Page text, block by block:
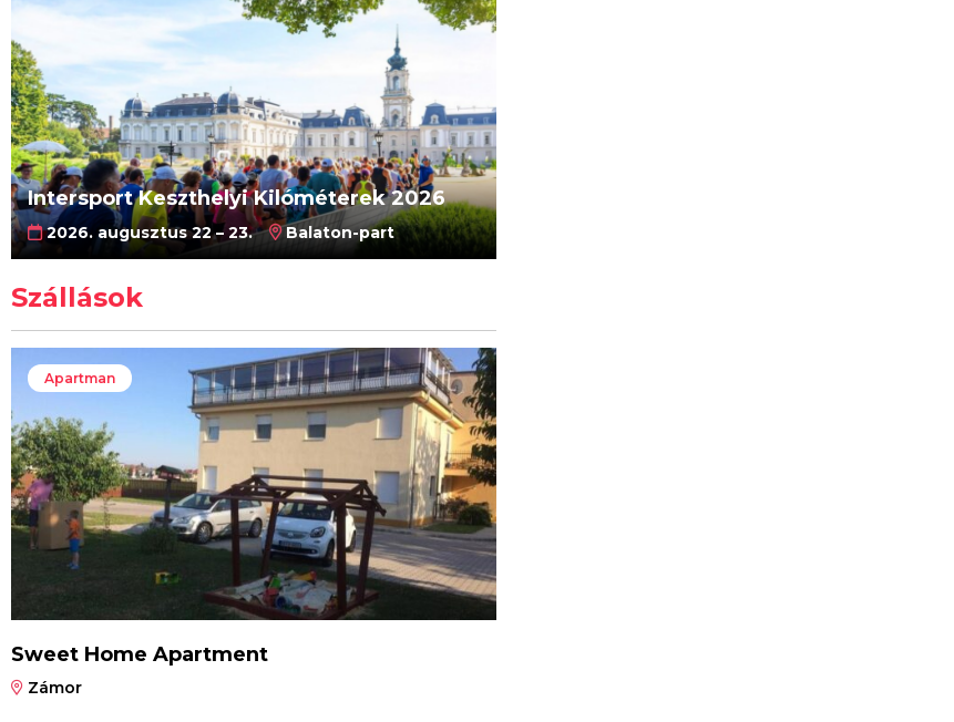
Intersport Keszthelyi Kilóméterek 2026
2026. augusztus 22 – 23. Balaton-part
Szállások
Apartman
Sweet Home Apartment
Zámor